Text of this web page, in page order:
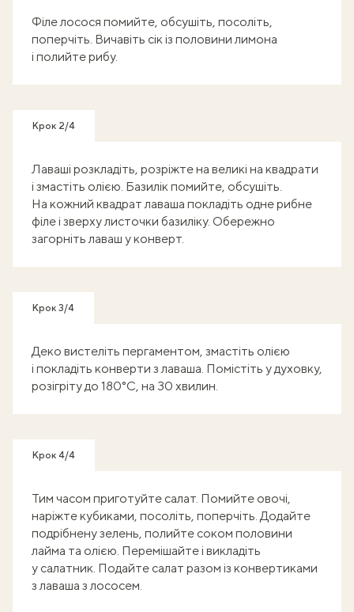
Філе лосося помийте, обсушіть, посоліть,
поперчіть. Вичавіть сік із половини лимона
і полийте рибу.
Крок 2/4
Лаваші розкладіть, розріжте на великі на квадрати
і змастіть олією. Базилік помийте, обсушіть.
На кожний квадрат лаваша покладіть одне рибне
філе і зверху листочки базиліку. Обережно
загорніть лаваш у конверт.
Крок 3/4
Деко вистеліть пергаментом, змастіть олією
і покладіть конверти з лаваша. Помістіть у духовку,
розігріту до 180°С, на 30 хвилин.
Крок 4/4
Тим часом приготуйте салат. Помийте овочі,
наріжте кубиками, посоліть, поперчіть. Додайте
подрібнену зелень, полийте соком половини
лайма та олією. Перемішайте і викладіть
у салатник. Подайте салат разом із конвертиками
з лаваша з лососем.